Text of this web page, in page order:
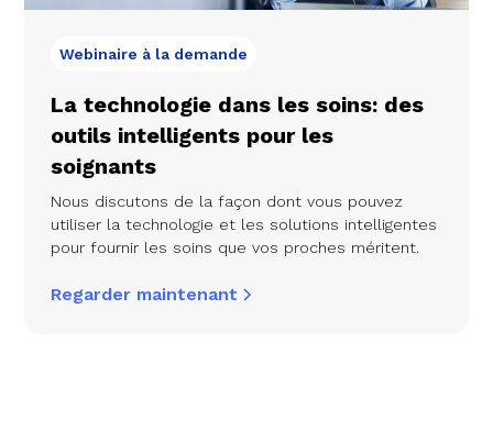
Webinaire à la demande
La technologie dans les soins: des
outils intelligents pour les
soignants
Nous discutons de la façon dont vous pouvez
utiliser la technologie et les solutions intelligentes
pour fournir les soins que vos proches méritent.
Regarder maintenant